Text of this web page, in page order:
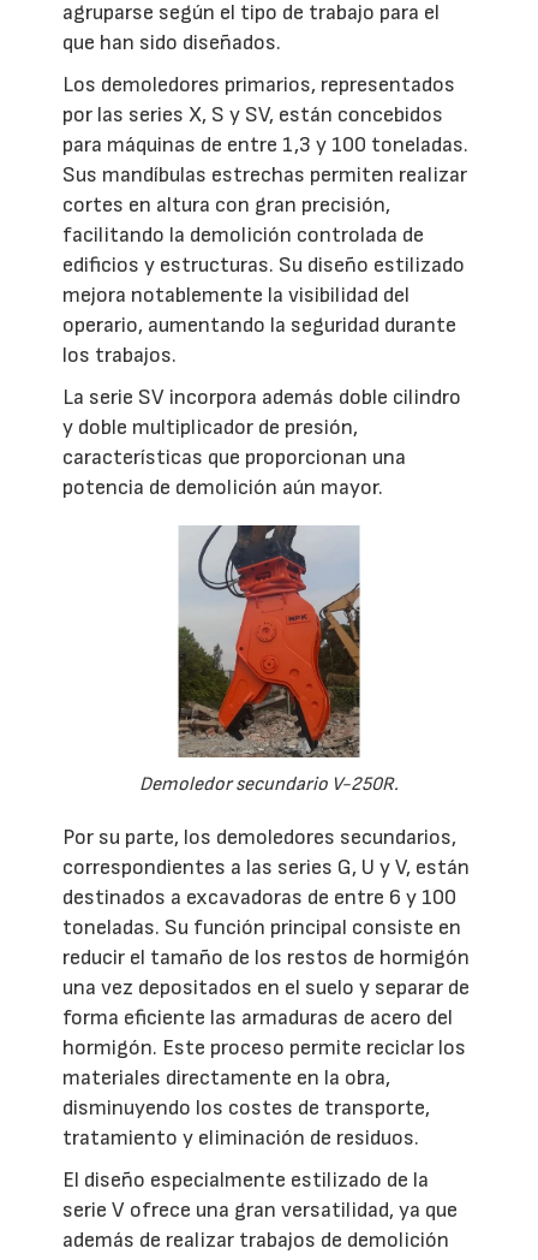
agruparse según el tipo de trabajo para el
que han sido diseñados.
Los demoledores primarios, representados
por las series X, S y SV, están concebidos
para máquinas de entre 1,3 y 100 toneladas.
Sus mandíbulas estrechas permiten realizar
cortes en altura con gran precisión,
facilitando la demolición controlada de
edificios y estructuras. Su diseño estilizado
mejora notablemente la visibilidad del
operario, aumentando la seguridad durante
los trabajos.
La serie SV incorpora además doble cilindro
y doble multiplicador de presión,
características que proporcionan una
potencia de demolición aún mayor.
Demoledor secundario V-250R.
Por su parte, los demoledores secundarios,
correspondientes a las series G, U y V, están
destinados a excavadoras de entre 6 y 100
toneladas. Su función principal consiste en
reducir el tamaño de los restos de hormigón
una vez depositados en el suelo y separar de
forma eficiente las armaduras de acero del
hormigón. Este proceso permite reciclar los
materiales directamente en la obra,
disminuyendo los costes de transporte,
tratamiento y eliminación de residuos.
El diseño especialmente estilizado de la
serie V ofrece una gran versatilidad, ya que
además de realizar trabajos de demolición